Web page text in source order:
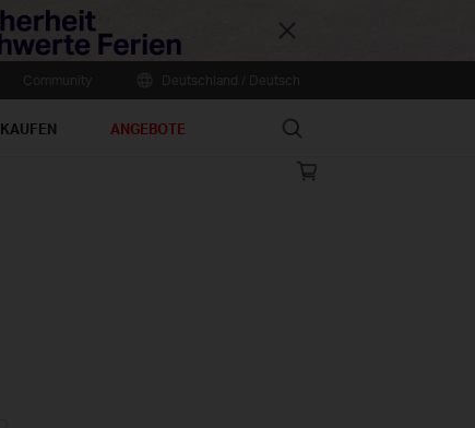
Close
KAUFEN ANGEBOTE Search
Online